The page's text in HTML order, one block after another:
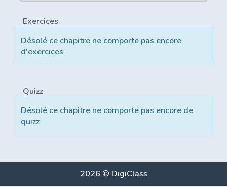
Exercices
Désolé ce chapitre ne comporte pas encore
d'exercices
Quizz
Désolé ce chapitre ne comporte pas encore de
quizz
2026 © DigiClass